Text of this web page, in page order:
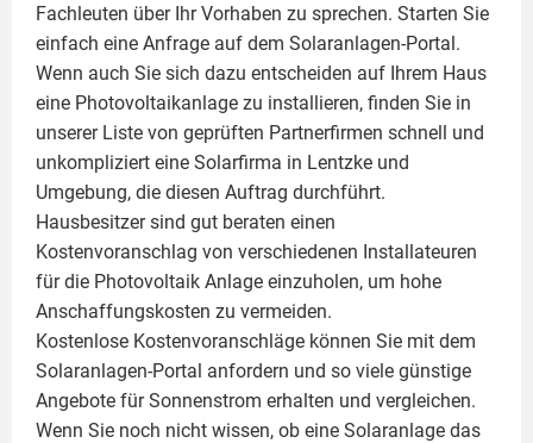
Fachleuten über Ihr Vorhaben zu sprechen. Starten Sie
einfach eine Anfrage auf dem Solaranlagen-Portal.
Wenn auch Sie sich dazu entscheiden auf Ihrem Haus
eine Photovoltaikanlage zu installieren, finden Sie in
unserer Liste von geprüften Partnerfirmen schnell und
unkompliziert eine Solarfirma in Lentzke und
Umgebung, die diesen Auftrag durchführt.
Hausbesitzer sind gut beraten einen
Kostenvoranschlag von verschiedenen Installateuren
für die Photovoltaik Anlage einzuholen, um hohe
Anschaffungskosten zu vermeiden.
Kostenlose Kostenvoranschläge können Sie mit dem
Solaranlagen-Portal anfordern und so viele günstige
Angebote für Sonnenstrom erhalten und vergleichen.
Wenn Sie noch nicht wissen, ob eine Solaranlage das